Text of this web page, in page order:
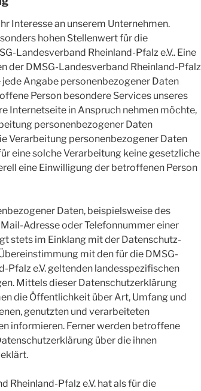
Interesse an unserem Unternehmen.
hohen Stellenwert für die
Landesverband Rheinland-Pfalz e.V.. Eine
der DMSG-Landesverband Rheinland-Pfalz
jede Angabe personenbezogener Daten
Person besondere Services unseres
Internetseite in Anspruch nehmen möchte,
personenbezogener Daten
Verarbeitung personenbezogener Daten
eine solche Verarbeitung keine gesetzliche
eine Einwilligung der betroffenen Person
Daten, beispielsweise des
Adresse oder Telefonnummer einer
stets im Einklang mit der Datenschutz-
mit den für die DMSG-
Pfalz e.V. geltenden landesspezifischen
Mittels dieser Datenschutzerklärung
die Öffentlichkeit über Art, Umfang und
genutzten und verarbeiteten
informieren. Ferner werden betroffene
über die ihnen
Rheinland-Pfalz e.V. hat als für die